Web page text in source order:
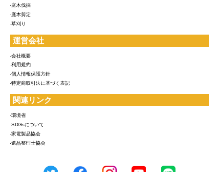
-庭木伐採
-庭木剪定
-草刈り
運営会社
-会社概要
-利用規約
-個人情報保護方針
-特定商取引法に基づく表記
関連リンク
-環境省
-SDGsについて
-家電製品協会
-遺品整理士協会